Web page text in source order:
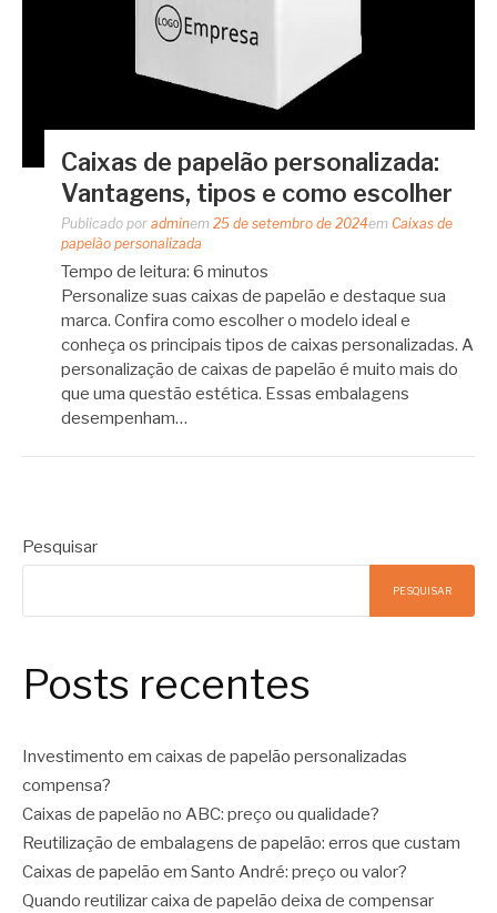
Caixas de papelão personalizada:
Vantagens, tipos e como escolher
Publicado por adminem 25 de setembro de 2024em Caixas de
papelão personalizada
Tempo de leitura: 6 minutos
Personalize suas caixas de papelão e destaque sua
marca. Confira como escolher o modelo ideal e
conheça os principais tipos de caixas personalizadas. A
personalização de caixas de papelão é muito mais do
que uma questão estética. Essas embalagens
desempenham…
Pesquisar
PESQUISAR
Posts recentes
Investimento em caixas de papelão personalizadas
compensa?
Caixas de papelão no ABC: preço ou qualidade?
Reutilização de embalagens de papelão: erros que custam
Caixas de papelão em Santo André: preço ou valor?
Quando reutilizar caixa de papelão deixa de compensar